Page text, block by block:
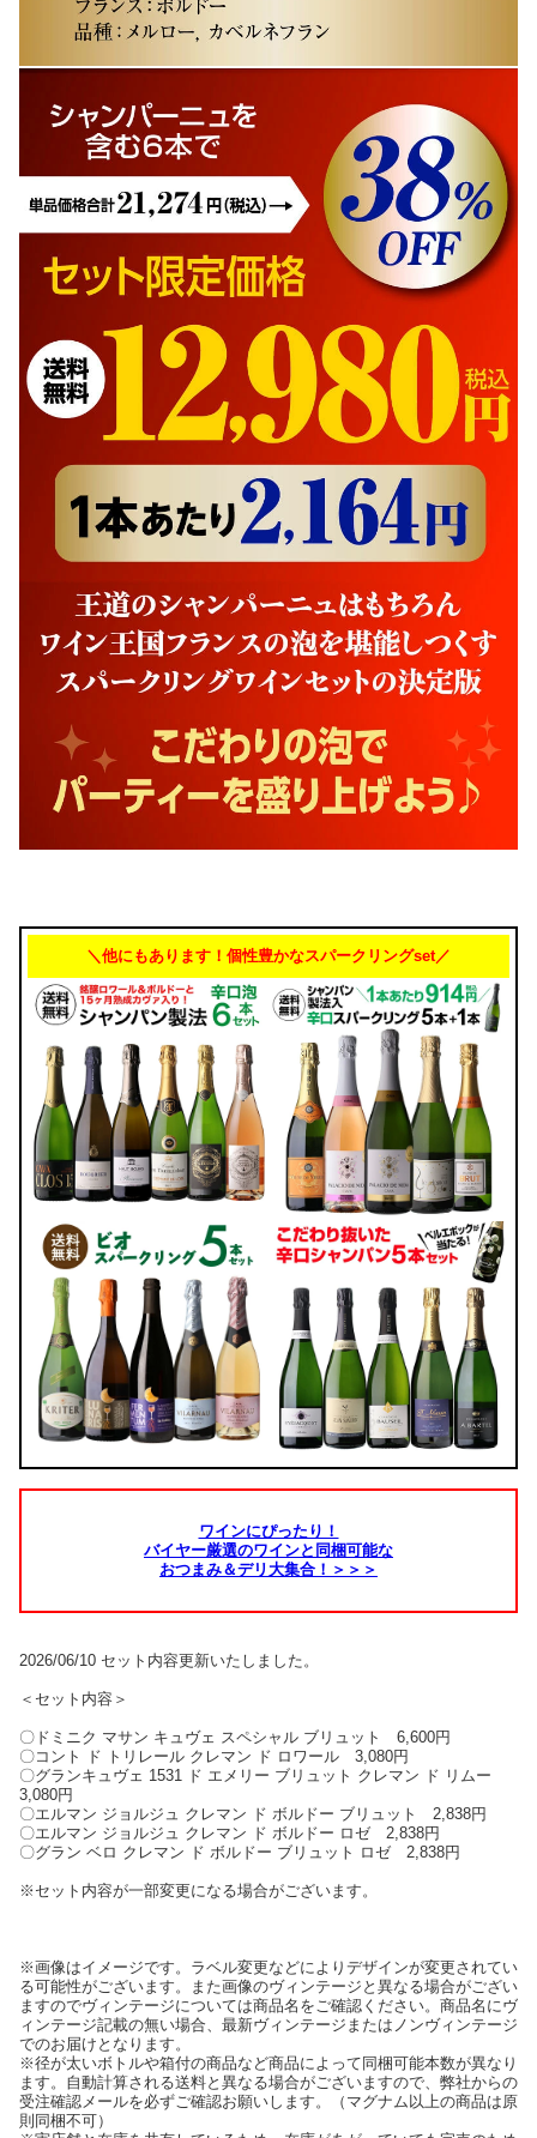
＼他にもあります！個性豊かなスパークリングset／
ワインにぴったり！
バイヤー厳選のワインと同梱可能な
おつまみ＆デリ大集合！＞＞＞
2026/06/10 セット内容更新いたしました。
＜セット内容＞
〇ドミニク マサン キュヴェ スペシャル ブリュット 6,600円
〇コント ド トリレール クレマン ド ロワール 3,080円
〇グランキュヴェ 1531 ド エメリー ブリュット クレマン ド リムー
3,080円
〇エルマン ジョルジュ クレマン ド ボルドー ブリュット 2,838円
〇エルマン ジョルジュ クレマン ド ボルドー ロゼ 2,838円
〇グラン ベロ クレマン ド ボルドー ブリュット ロゼ 2,838円
※セット内容が一部変更になる場合がございます。
※画像はイメージです。ラベル変更などによりデザインが変更されてい
る可能性がございます。また画像のヴィンテージと異なる場合がござい
ますのでヴィンテージについては商品名をご確認ください。商品名にヴ
ィンテージ記載の無い場合、最新ヴィンテージまたはノンヴィンテージ
でのお届けとなります。
※径が太いボトルや箱付の商品など商品によって同梱可能本数が異なり
ます。自動計算される送料と異なる場合がございますので、弊社からの
受注確認メールを必ずご確認お願いします。（マグナム以上の商品は原
則同梱不可）